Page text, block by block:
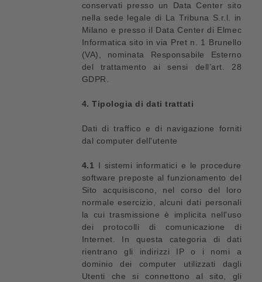
conservati presso un Data Center sito
nella sede legale di La Tribuna S.r.l. in
Milano e presso il Data Center di Elmec
Informatica sito in via Pret n. 1 Brunello
(VA), nominata Responsabile Esterno
del trattamento ai sensi dell’art. 28
GDPR.
4. Tipologia di dati trattati
Dati di traffico e di navigazione forniti
dal computer dell'utente
4.1 I sistemi informatici e le procedure
software preposte al funzionamento del
Sito acquisiscono, nel corso del loro
normale esercizio, alcuni dati personali
la cui trasmissione è implicita nell'uso
dei protocolli di comunicazione di
Internet. In questa categoria di dati
rientrano gli indirizzi IP o i nomi a
dominio dei computer utilizzati dagli
Utenti che si connettono al sito, gli